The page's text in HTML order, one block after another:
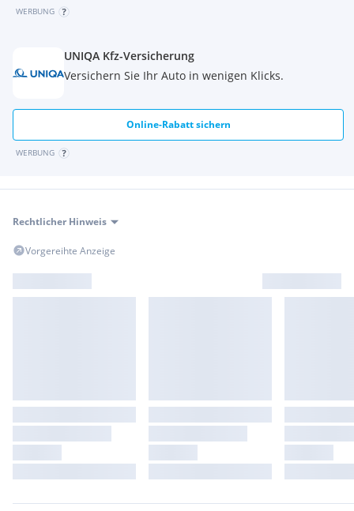
WERBUNG
UNIQA Kfz-Versicherung
Versichern Sie Ihr Auto in wenigen Klicks.
Online-Rabatt sichern
WERBUNG
Rechtlicher Hinweis
Vorgereihte Anzeige